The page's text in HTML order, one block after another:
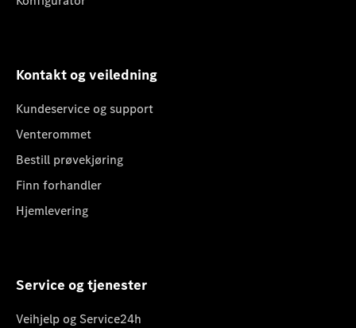
Kontakt og veiledning
Kundeservice og support
Venterommet
Bestill prøvekjøring
Finn forhandler
Hjemlevering
Service og tjenester
Veihjelp og Service24h